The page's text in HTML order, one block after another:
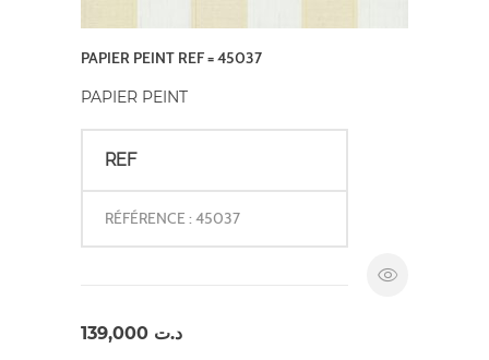
PAPIER PEINT REF = 45037
PAPIER PEINT
REF
RÉFÉRENCE : 45037
د.ت